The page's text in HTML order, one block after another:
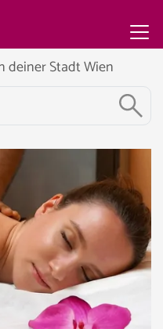
deiner Stadt Wien